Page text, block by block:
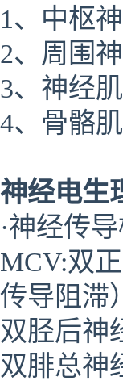
1、中枢
2、周围
3、神经
4、骨骼
神经电生
·神经传导
MCV:双
传导阻滞
双胫后神
双腓总神